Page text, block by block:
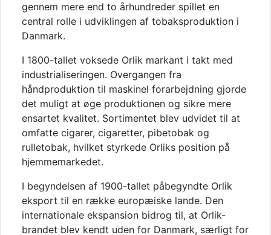
gennem mere end to århundreder spillet en
central rolle i udviklingen af tobaksproduktion i
Danmark.
I 1800-tallet voksede Orlik markant i takt med
industrialiseringen. Overgangen fra
håndproduktion til maskinel forarbejdning gjorde
det muligt at øge produktionen og sikre mere
ensartet kvalitet. Sortimentet blev udvidet til at
omfatte cigarer, cigaretter, pibetobak og
rulletobak, hvilket styrkede Orliks position på
hjemmemarkedet.
I begyndelsen af 1900-tallet påbegyndte Orlik
eksport til en række europæiske lande. Den
internationale ekspansion bidrog til, at Orlik-
brandet blev kendt uden for Danmark, særligt for